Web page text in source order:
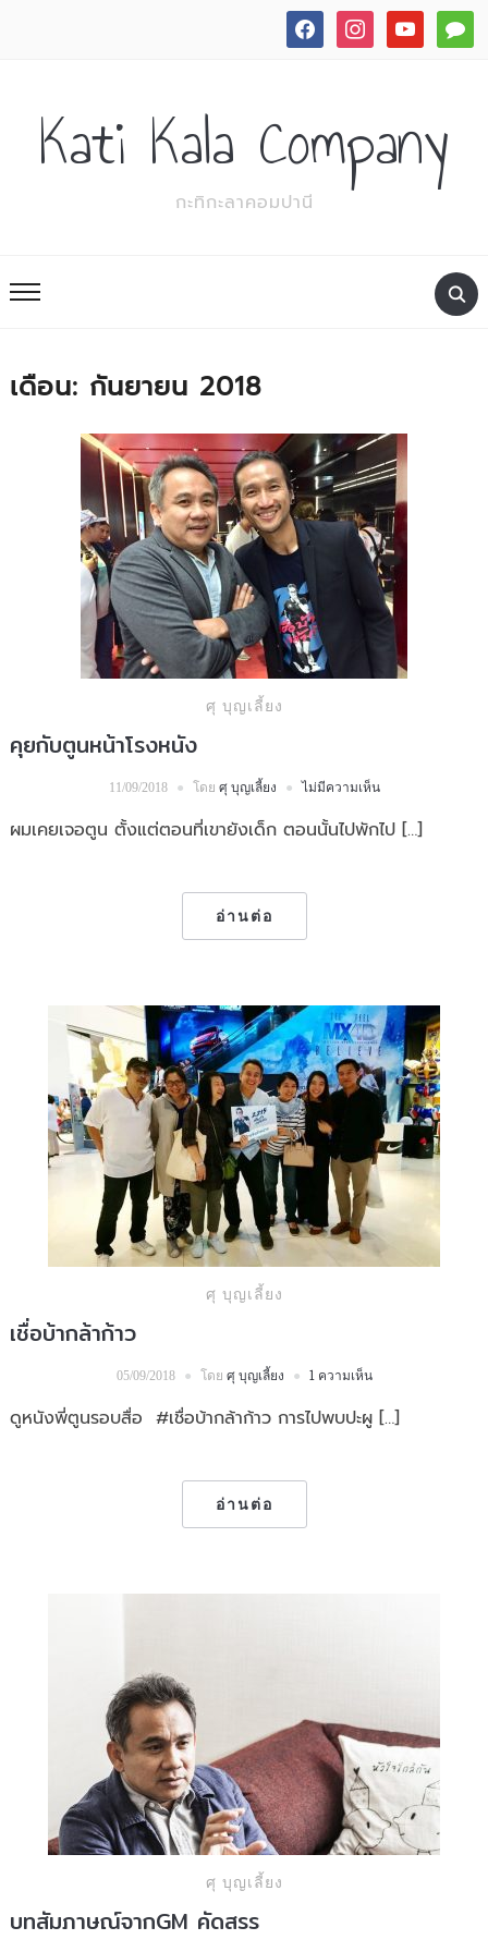
facebook instagramyoutube
Kati Kala Company
กะทิกะลาคอมปานี
เดือน: กันยายน 2018
ศุ บุญเลี้ยง
คุยกับตูนหน้าโรงหนัง
11/09/2018 โดย ศุ บุญเลี้ยง ไม่มีความเห็น
ผมเคยเจอตูน ตั้งแต่ตอนที่เขายังเด็ก ตอนนั้นไปพักไป […]
อ่านต่อ
ศุ บุญเลี้ยง
เชื่อบ้ากล้าก้าว
05/09/2018 โดย ศุ บุญเลี้ยง 1 ความเห็น
ดูหนังพี่ตูนรอบสื่อ #เชื่อบ้ากล้าก้าว การไปพบปะผู […]
อ่านต่อ
ศุ บุญเลี้ยง
บทสัมภาษณ์จากGM คัดสรร